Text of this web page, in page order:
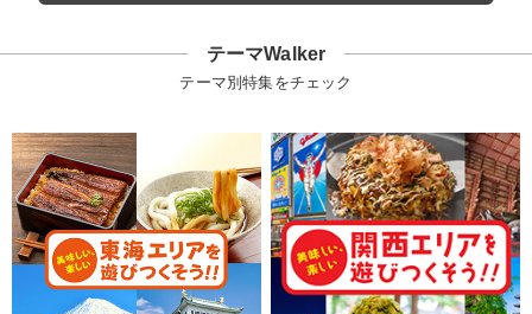
テーマWalker
テーマ別特集をチェック